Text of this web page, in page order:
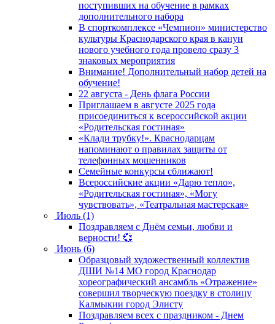
поступивших на обучение в рамках
дополнительного набора
В спорткомплексе «Чемпион» министерство
культуры Краснодарского края в канун
нового учебного года провело сразу 3
знаковых мероприятия
Внимание! Дополнительный набор детей на
обучение!
22 августа - День флага России
Приглашаем в августе 2025 года
присоединиться к всероссийской акции
«Родительская гостиная»
«Клади трубку!». Краснодарцам
напоминают о правилах защиты от
телефонных мошенников
Семейные конкурсы сближают!
Всероссийские акции «Дарю тепло»,
«Родительская гостиная», «Могу
чувствовать», «Театральная мастерская»
Июль (1)
Поздравляем с Днём семьи, любви и
верности! 💞
Июнь (6)
Образцовый художественный коллектив
ДШИ №14 МО город Краснодар
хореографический ансамбль «Отражение»
совершил творческую поездку в столицу
Калмыкии город Элисту
Поздравляем всех с праздником - Днем